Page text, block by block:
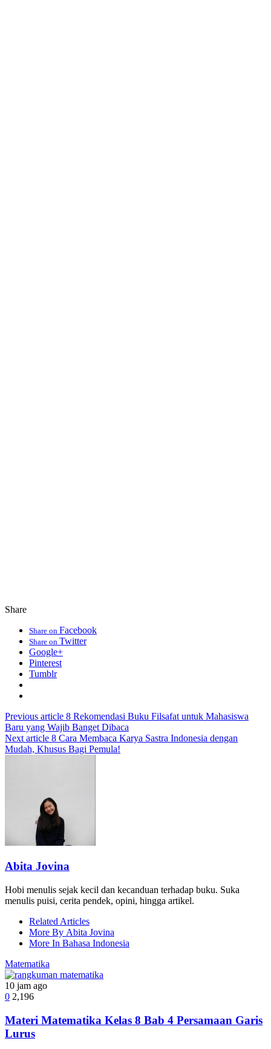
Share
Share on Facebook
Share on Twitter
Google+
Pinterest
Tumblr
Previous article 8 Rekomendasi Buku Filsafat untuk Mahasiswa
Baru yang Wajib Banget Dibaca
Next article 8 Cara Membaca Karya Sastra Indonesia dengan
Mudah, Khusus Bagi Pemula!
Abita Jovina
Hobi menulis sejak kecil dan kecanduan terhadap buku. Suka
menulis puisi, cerita pendek, opini, hingga artikel.
Related Articles
More By Abita Jovina
More In Bahasa Indonesia
Matematika
10 jam ago
0 2,196
Materi Matematika Kelas 8 Bab 4 Persamaan Garis
Lurus